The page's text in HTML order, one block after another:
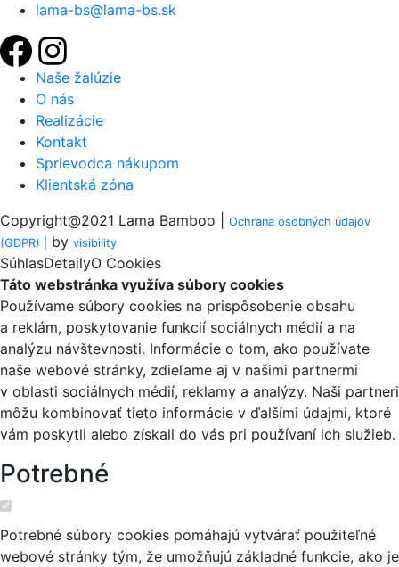
lama-bs@lama-bs.sk
Naše žalúzie
O nás
Realizácie
Kontakt
Sprievodca nákupom
Klientská zóna
Copyright@2021 Lama Bamboo |
Ochrana osobných údajov
(GDPR) |
by visibility
SúhlasDetailyO Cookies
Táto webstránka využíva súbory cookies
Používame súbory cookies na prispôsobenie obsahu
a reklám, poskytovanie funkcií sociálnych médií a na
analýzu návštevnosti. Informácie o tom, ako používate
naše webové stránky, zdieľame aj v našimi partnermi
v oblasti sociálnych médií, reklamy a analýzy. Naši partneri
môžu kombinovať tieto informácie v ďalšími údajmi, ktoré
vám poskytli alebo získali do vás pri používaní ich služieb.
Potrebné
Potrebné súbory cookies pomáhajú vytvárať použiteľné
webové stránky tým, že umožňujú základné funkcie, ako je